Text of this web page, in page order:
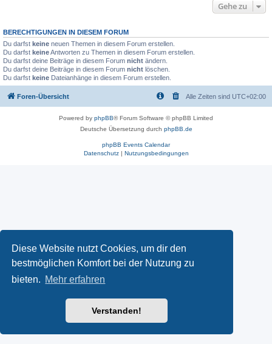
Diese Website nutzt Cookies, um dir den
bestmöglichen Komfort bei der Nutzung zu
bieten. Mehr erfahren
Verstanden!
Gehe zu
BERECHTIGUNGEN IN DIESEM FORUM
Du darfst keine neuen Themen in diesem Forum erstellen.
Du darfst keineAntworten zu Themen in diesem Forum erstellen.
Du darfst deine Beiträge in diesem Forum nicht ändern.
Du darfst deine Beiträge in diesem Forum nicht löschen.
Du darfst keine Dateianhänge in diesem Forum erstellen.
Foren-Übersicht Alle Zeiten sind UTC+02:00
Powered by phpBB® Forum Software © phpBB Limited
Deutsche Übersetzung durch phpBB.de
phpBB Events Calendar
Datenschutz| Nutzungsbedingungen